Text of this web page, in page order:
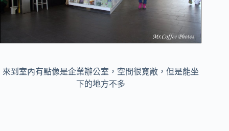
來到室內有點像是企業辦公室，空間很寬敞，但是能坐
下的地方不多